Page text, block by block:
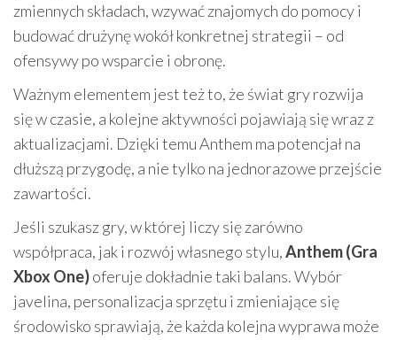
zmiennych składach, wzywać znajomych do pomocy i
budować drużynę wokół konkretnej strategii – od
ofensywy po wsparcie i obronę.
Ważnym elementem jest też to, że świat gry rozwija
się w czasie, a kolejne aktywności pojawiają się wraz z
aktualizacjami. Dzięki temu Anthem ma potencjał na
dłuższą przygodę, a nie tylko na jednorazowe przejście
zawartości.
Jeśli szukasz gry, w której liczy się zarówno
współpraca, jak i rozwój własnego stylu,Anthem (Gra
Xbox One)oferuje dokładnie taki balans. Wybór
javelina, personalizacja sprzętu i zmieniające się
środowisko sprawiają, że każda kolejna wyprawa może